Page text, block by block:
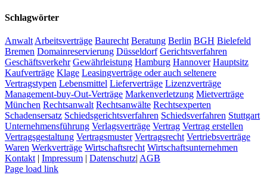
Schlagwörter
Anwalt Arbeitsverträge Baurecht Beratung Berlin BGH Bielefeld
Bremen Domainreservierung Düsseldorf Gerichtsverfahren
Geschäftsverkehr Gewährleistung Hamburg Hannover Hauptsitz
Kaufverträge Klage Leasingverträge oder auch seltenere
Vertragstypen Lebensmittel Lieferverträge Lizenzverträge
Management-buy-Out-Verträge Markenverletzung Mietverträge
München Rechtsanwalt Rechtsanwälte Rechtsexperten
Schadensersatz Schiedsgerichtsverfahren Schiedsverfahren Stuttgart
Unternehmensführung Verlagsverträge Vertrag Vertrag erstellen
Vertragsgestaltung Vertragsmuster Vertragsrecht Vertriebsverträge
Waren Werkverträge Wirtschaftsrecht Wirtschaftsunternehmen
Kontakt | Impressum | Datenschutz| AGB
Page load link